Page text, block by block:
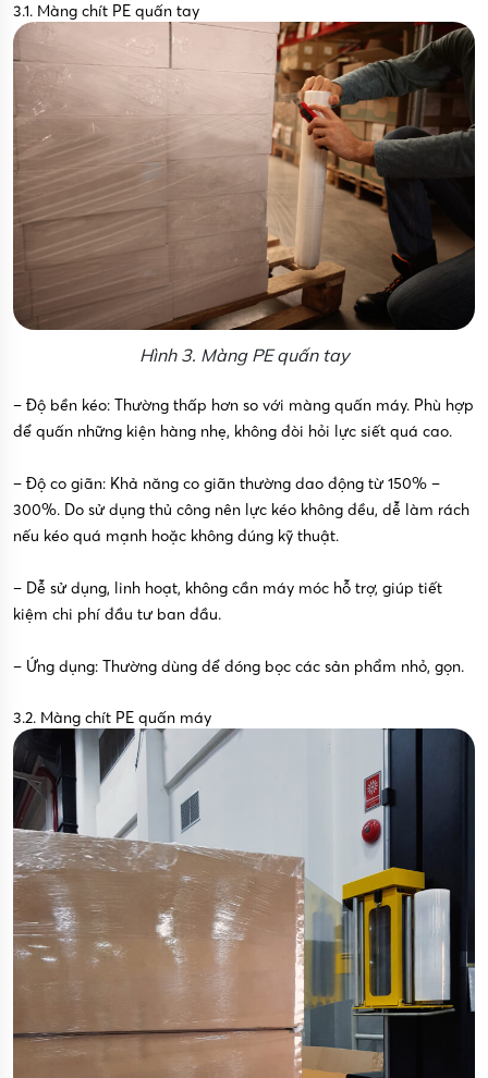
3.1. Màng chít PE quấn tay
Hình 3. Màng PE quấn tay
– Độ bền kéo: Thường thấp hơn so với màng quấn máy. Phù hợp
để quấn những kiện hàng nhẹ, không đòi hỏi lực siết quá cao.
– Độ co giãn: Khả năng co giãn thường dao động từ 150% –
300%. Do sử dụng thủ công nên lực kéo không đều, dễ làm rách
nếu kéo quá mạnh hoặc không đúng kỹ thuật.
– Dễ sử dụng, linh hoạt, không cần máy móc hỗ trợ, giúp tiết
kiệm chi phí đầu tư ban đầu.
– Ứng dụng: Thường dùng để đóng bọc các sản phẩm nhỏ, gọn.
3.2. Màng chít PE quấn máy